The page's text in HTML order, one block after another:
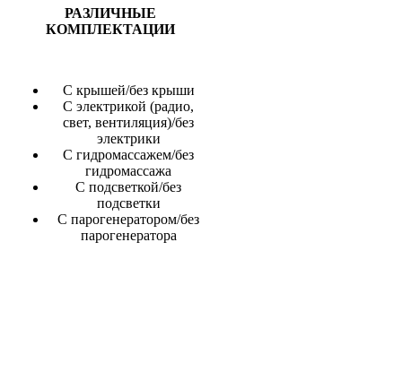
РАЗЛИЧНЫЕ
КОМПЛЕКТАЦИИ
С крышей/без крыши
С электрикой (радио,
свет, вентиляция)/без
электрики
С гидромассажем/без
гидромассажа
С подсветкой/без
подсветки
С парогенератором/без
парогенератора